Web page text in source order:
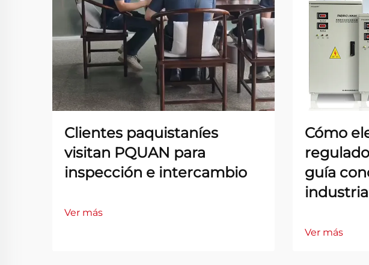
Clientes paquistaníes
visitan PQUAN para
inspección e intercambio
Ver más
Cómo
guía
Ver más